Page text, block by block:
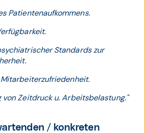
Patientenaufkommens.
Standards zur
von Zeitdruck u. Arbeitsbelastung."
/ konkreten